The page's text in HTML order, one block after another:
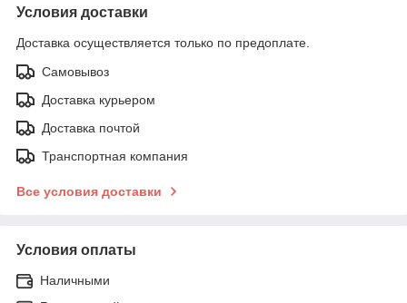
Условия доставки
Доставка осуществляется только по предоплате.
Самовывоз
Доставка курьером
Доставка почтой
Транспортная компания
Все условия доставки
Условия оплаты
Наличными